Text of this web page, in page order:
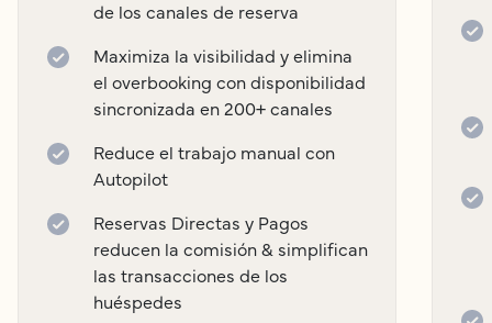
de los canales de reserva
Maximiza la visibilidad y elimina
el overbooking con disponibilidad
sincronizada en 200+ canales
Reduce el trabajo manual con
Autopilot
Reservas Directas y Pagos
reducen la comisión & simplifican
las transacciones de los
huéspedes